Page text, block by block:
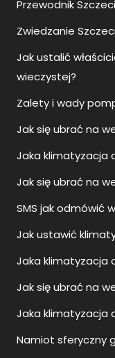
Przewodnik
Zwiedzanie
Jak ustalić
wieczystej?
Zalety i wady
Jak się ubrać na
Jaka klimatyzacja
Jak się ubrać na
SMS jak odmówić
Jak ustawić
Jaka klimatyzacja
Jak się ubrać na
Jaka klimatyzacja
Namiot sferyczny